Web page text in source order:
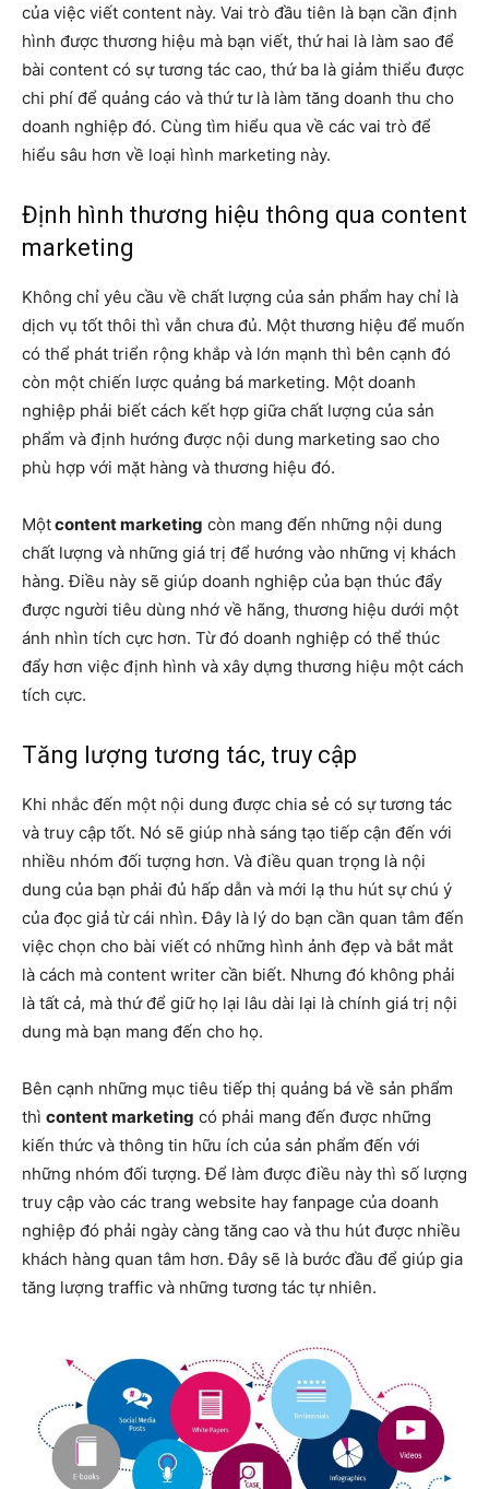
của việc viết content này. Vai trò đầu tiên là bạn cần định
hình được thương hiệu mà bạn viết, thứ hai là làm sao để
bài content có sự tương tác cao, thứ ba là giảm thiểu được
chi phí để quảng cáo và thứ tư là làm tăng doanh thu cho
doanh nghiệp đó. Cùng tìm hiểu qua về các vai trò để
hiểu sâu hơn về loại hình marketing này.
Định hình thương hiệu thông qua content
marketing
Không chỉ yêu cầu về chất lượng của sản phẩm hay chỉ là
dịch vụ tốt thôi thì vẫn chưa đủ. Một thương hiệu để muốn
có thể phát triển rộng khắp và lớn mạnh thì bên cạnh đó
còn một chiến lược quảng bá marketing. Một doanh
nghiệp phải biết cách kết hợp giữa chất lượng của sản
phẩm và định hướng được nội dung marketing sao cho
phù hợp với mặt hàng và thương hiệu đó.
Mộtcontent marketing còn mang đến những nội dung
chất lượng và những giá trị để hướng vào những vị khách
hàng. Điều này sẽ giúp doanh nghiệp của bạn thúc đẩy
được người tiêu dùng nhớ về hãng, thương hiệu dưới một
ánh nhìn tích cực hơn. Từ đó doanh nghiệp có thể thúc
đẩy hơn việc định hình và xây dựng thương hiệu một cách
tích cực.
Tăng lượng tương tác, truy cập
Khi nhắc đến một nội dung được chia sẻ có sự tương tác
và truy cập tốt. Nó sẽ giúp nhà sáng tạo tiếp cận đến với
nhiều nhóm đối tượng hơn. Và điều quan trọng là nội
dung của bạn phải đủ hấp dẫn và mới lạ thu hút sự chú ý
của đọc giả từ cái nhìn. Đây là lý do bạn cần quan tâm đến
việc chọn cho bài viết có những hình ảnh đẹp và bắt mắt
là cách mà content writer cần biết. Nhưng đó không phải
là tất cả, mà thứ để giữ họ lại lâu dài lại là chính giá trị nội
dung mà bạn mang đến cho họ.
Bên cạnh những mục tiêu tiếp thị quảng bá về sản phẩm
thì content marketing có phải mang đến được những
kiến thức và thông tin hữu ích của sản phẩm đến với
những nhóm đối tượng. Để làm được điều này thì số lượng
truy cập vào các trang website hay fanpage của doanh
nghiệp đó phải ngày càng tăng cao và thu hút được nhiều
khách hàng quan tâm hơn. Đây sẽ là bước đầu để giúp gia
tăng lượng traffic và những tương tác tự nhiên.